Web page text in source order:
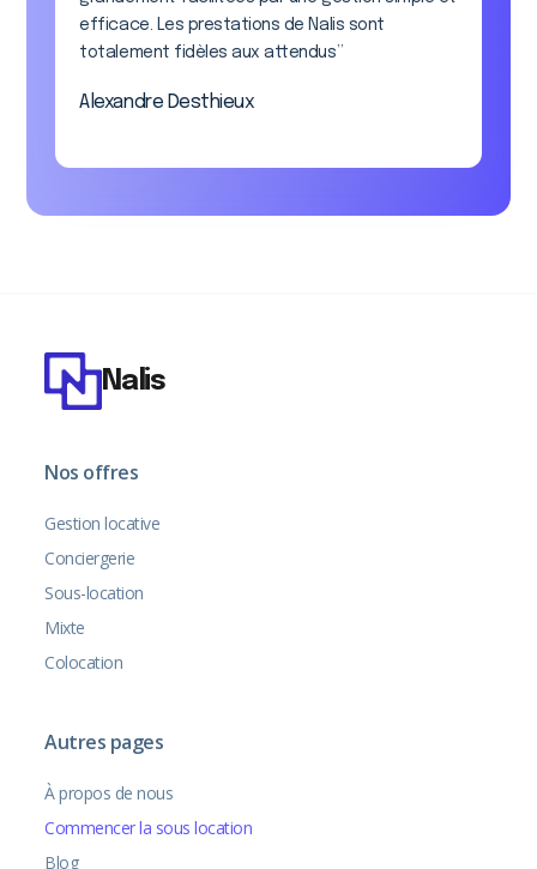
efficace. Les prestations de Nalis sont
totalement fidèles aux attendus”
Alexandre Desthieux
Nalis
Nos offres
Gestion locative
Conciergerie
Sous-location
Mixte
Colocation
Autres pages
À propos de nous
Commencer la sous location
Blog